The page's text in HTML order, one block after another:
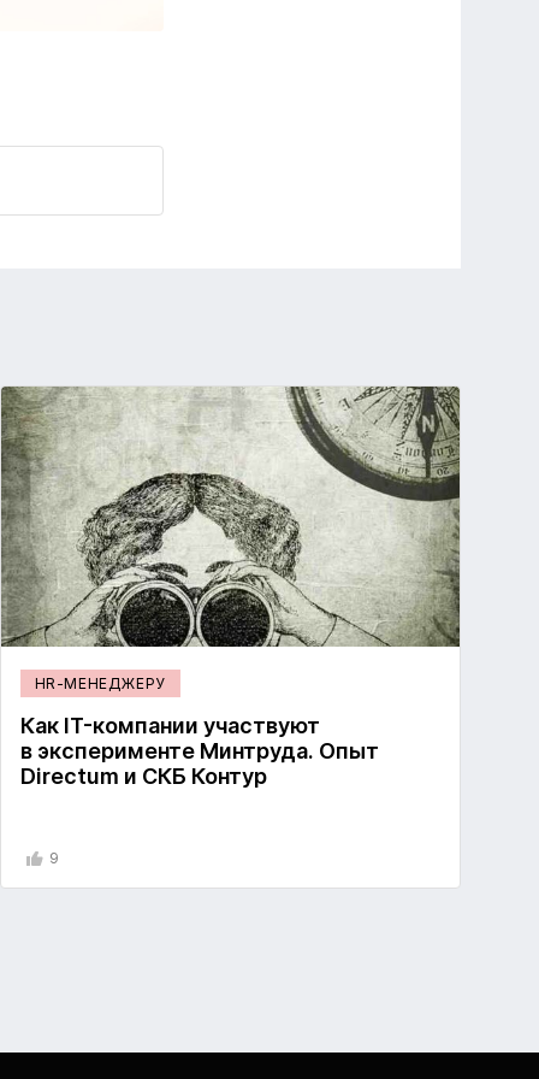
HR-МЕНЕДЖЕРУ
Как IT-компании участвуют
в эксперименте Минтруда. Опыт
Directum и СКБ Контур
9